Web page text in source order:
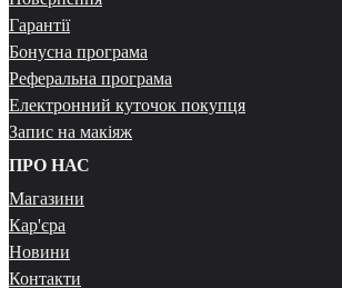
Гарантії
Бонусна програма
Реферальна програма
Електронний куточок покупця
Запис на макіяж
ПРО НАС
Магазини
Кар'єра
Новини
Контакти